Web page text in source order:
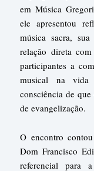
em Música
ele apresentou
música sacra,
relação direta
participantes a
musical na vida
consciência de
de evangelização.
O encontro
Dom Francisco
referencial para